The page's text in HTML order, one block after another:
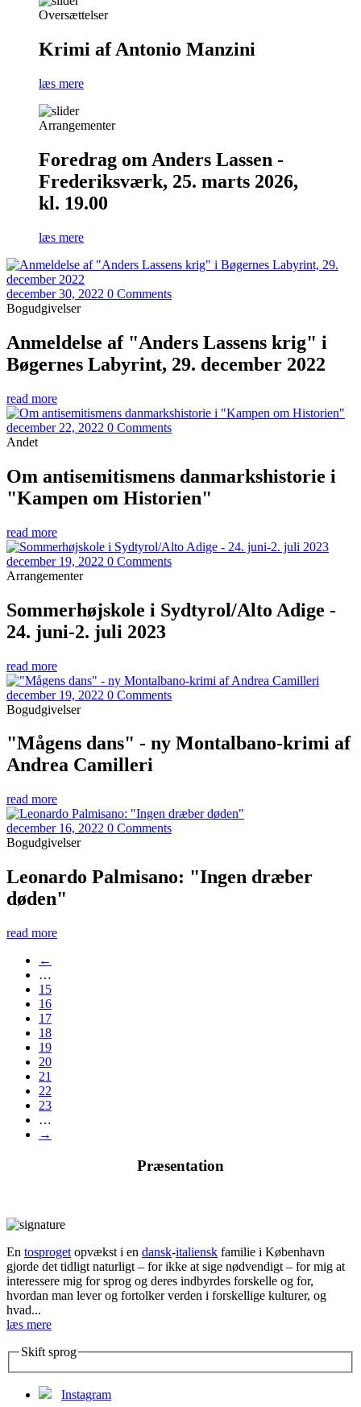
Oversættelser
Krimi af Antonio Manzini
læs mere
Arrangementer
Foredrag om Anders Lassen -
Frederiksværk, 25. marts 2026,
kl. 19.00
læs mere
december 30, 2022 0 Comments
Bogudgivelser
Anmeldelse af "Anders Lassens krig" i
Bøgernes Labyrint, 29. december 2022
read more
december 22, 2022 0 Comments
Andet
Om antisemitismens danmarkshistorie i
"Kampen om Historien"
read more
december 19, 2022 0 Comments
Arrangementer
Sommerhøjskole i Sydtyrol/Alto Adige -
24. juni-2. juli 2023
read more
december 19, 2022 0 Comments
Bogudgivelser
"Mågens dans" - ny Montalbano-krimi af
Andrea Camilleri
read more
december 16, 2022 0 Comments
Bogudgivelser
Leonardo Palmisano: "Ingen dræber
døden"
read more
←
…
15
16
17
18
19
20
21
22
23
…
→
Præsentation
En tosproget opvækst i en dansk-italiensk familie i København
gjorde det tidligt naturligt – for ikke at sige nødvendigt – for mig at
interessere mig for sprog og deres indbyrdes forskelle og for,
hvordan man lever og fortolker verden i forskellige kulturer, og
hvad...
læs mere
Skift sprog
Instagram